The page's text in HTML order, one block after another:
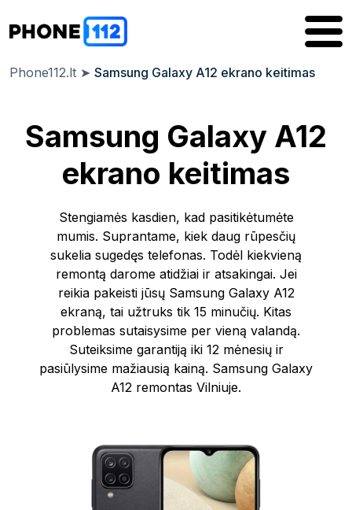
Phone112.lt ➤ Samsung Galaxy A12 ekrano keitimas
Samsung Galaxy A12
ekrano keitimas
Stengiamės kasdien, kad pasitikėtumėte
mumis. Suprantame, kiek daug rūpesčių
sukelia sugedęs telefonas. Todėl kiekvieną
remontą darome atidžiai ir atsakingai. Jei
reikia pakeisti jūsų Samsung Galaxy A12
ekraną, tai užtruks tik 15 minučių. Kitas
problemas sutaisysime per vieną valandą.
Suteiksime garantiją iki 12 mėnesių ir
pasiūlysime mažiausią kainą. Samsung Galaxy
A12 remontas Vilniuje.